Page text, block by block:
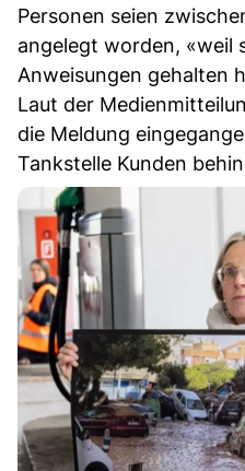
Personen seien
angelegt worden, «weil
Anweisungen gehalten
Laut der
die Meldung
Tankstelle Kunden